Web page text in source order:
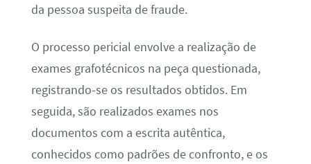
da pessoa suspeita de fraude.
O processo pericial envolve a realização de
exames grafotécnicos na peça questionada,
registrando-se os resultados obtidos. Em
seguida, são realizados exames nos
documentos com a escrita autêntica,
conhecidos como padrões de confronto, e os